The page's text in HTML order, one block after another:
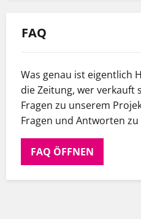
FAQ
Was genau ist eigentlich
die Zeitung, wer verkauft
Fragen zu unserem
Fragen und Antworten
FAQ ÖFFNEN